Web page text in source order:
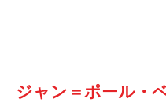
ジャン＝ポール・